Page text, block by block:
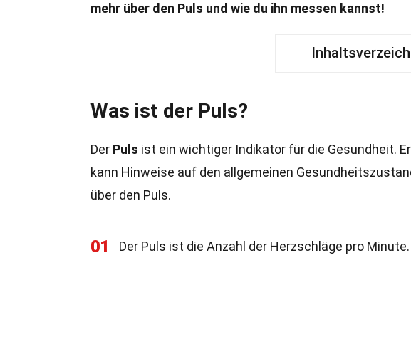
mehr über den Puls und wie du ihn messen kannst!
Was ist der Puls?
Der Puls ist ein wichtiger Indikator für die Gesundheit.
kann Hinweise auf den allgemeinen
über den Puls.
01 Der Puls ist die Anzahl der Herzschläge pro Minute.